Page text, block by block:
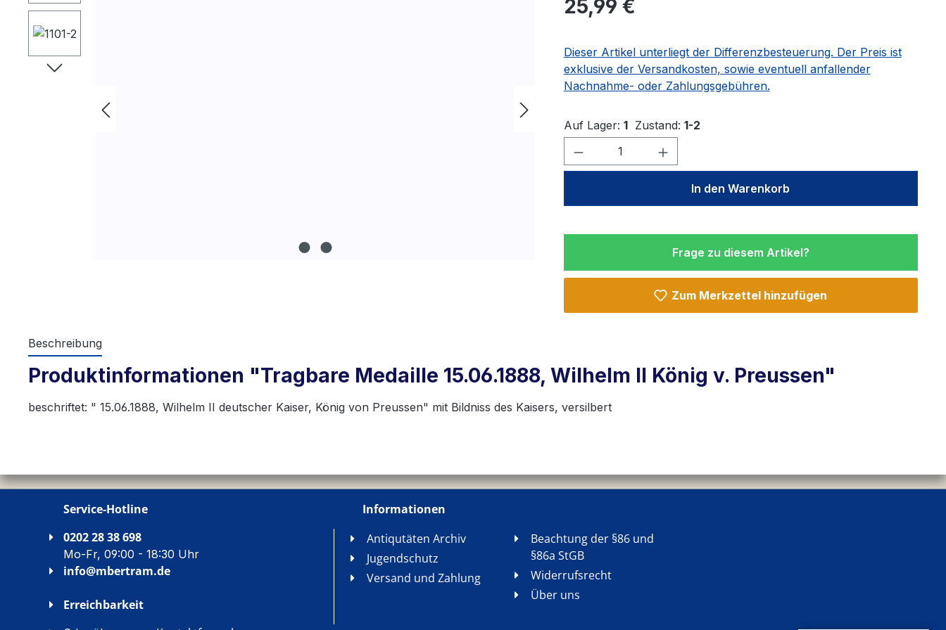
25,99 €
Dieser Artikel unterliegt der Differenzbesteuerung. Der Preis ist
exklusive der Versandkosten, sowie eventuell anfallender
Nachnahme- oder Zahlungsgebühren.
Auf Lager: 1 Zustand: 1-2
Produkt Anzahl: Gib den gewünschten Wert
In den Warenkorb
Frage zu diesem Artikel?
Zum Merkzettel hinzufügen
Beschreibung
Produktinformationen "Tragbare Medaille 15.06.1888, Wilhelm II König v. Preussen"
beschriftet: " 15.06.1888, Wilhelm II deutscher Kaiser, König von Preussen" mit Bildniss des Kaisers, versilbert
Service-Hotline
0202 28 38 698
Mo-Fr, 09:00 - 18:30 Uhr
info@mbertram.de
Erreichbarkeit
Informationen
Antiqutäten Archiv
Jugendschutz
Versand und Zahlung
Beachtung der §86 und
§86a StGB
Widerrufsrecht
Über uns